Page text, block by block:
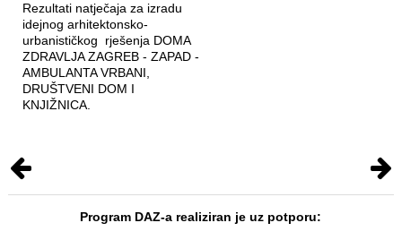
Rezultati natječaja za izradu
idejnog arhitektonsko-
urbanističkog rješenja DOMA
ZDRAVLJA ZAGREB - ZAPAD -
AMBULANTA VRBANI,
DRUŠTVENI DOM I
KNJIŽNICA.
Program DAZ-a realiziran je uz potporu: